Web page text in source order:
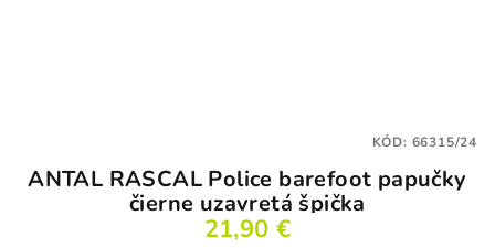
ANTAL RASCAL Police barefoot papučky
čierne uzavretá špička
21,90 €
KÓD: 66315/24